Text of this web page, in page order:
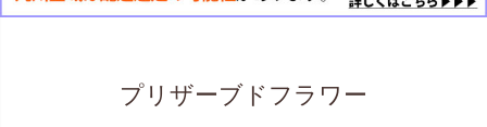
プリザーブドフラワー